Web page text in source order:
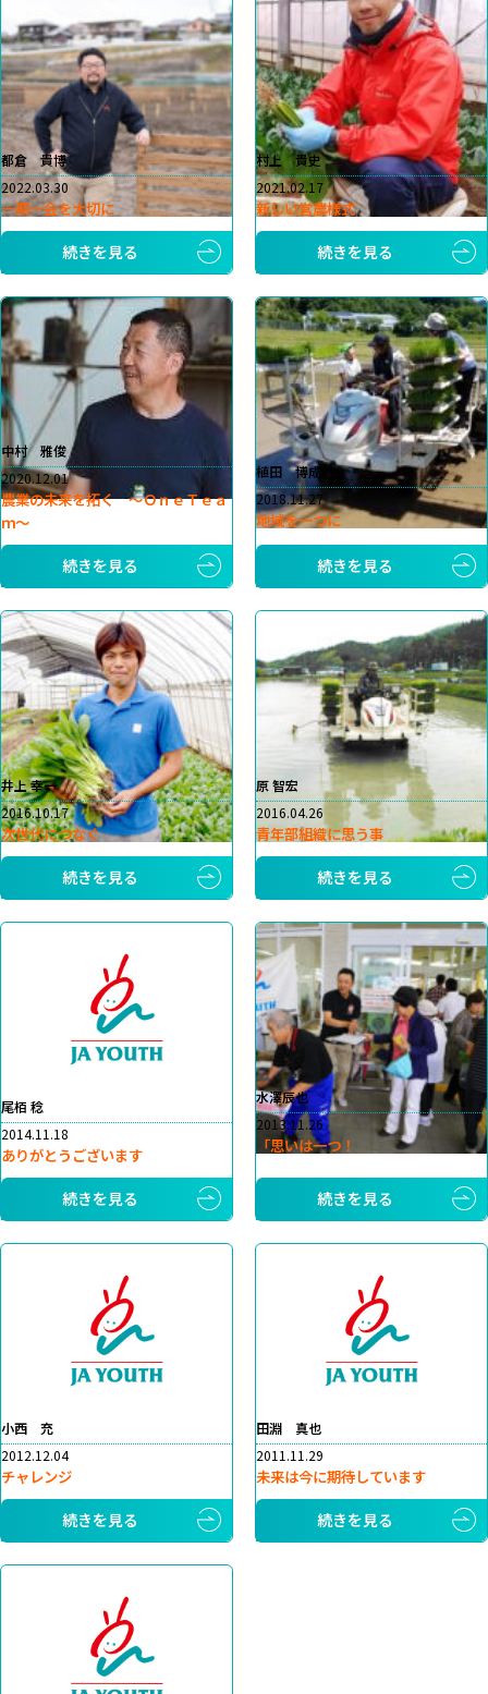
都倉 貴博
2022.03.30
一期一会を大切に
続きを見る
村上 貴史
2021.02.17
新しい営農様式
続きを見る
中村 雅俊
2020.12.01
農業の未来を拓く ～ＯｎｅＴｅａ
ｍ～
続きを見る
植田 博成
2018.11.27
地域を一つに
続きを見る
井上 幸一
2016.10.17
次世代につなぐ
続きを見る
原 智宏
2016.04.26
青年部組織に思う事
続きを見る
尾栢 稔
2014.11.18
ありがとうございます
続きを見る
水澤辰也
2013.11.26
「思いは一つ！
続きを見る
小西 充
2012.12.04
チャレンジ
続きを見る
田淵 真也
2011.11.29
未来は今に期待しています
続きを見る